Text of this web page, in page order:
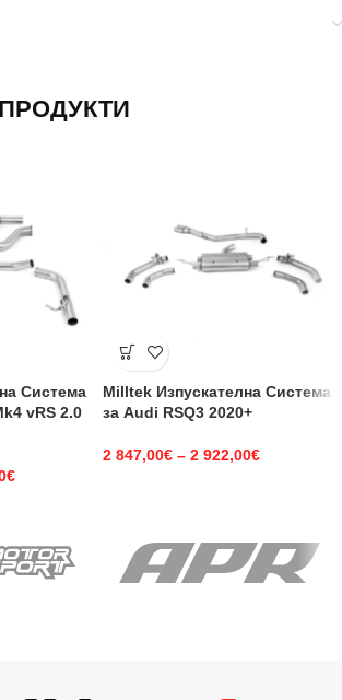
Система
vRS 2.0
€
Milltek Изпускателна Система
за Audi RSQ3 2020+
2 847,00€ – 2 922,00€